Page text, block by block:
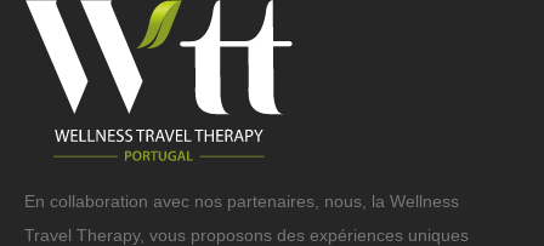
En collaboration avec nos partenaires, nous, la Wellness
Travel Therapy, vous proposons des expériences uniques